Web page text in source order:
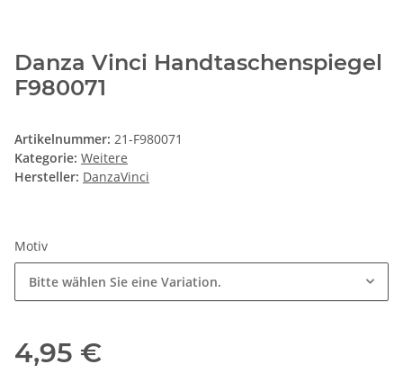
Danza Vinci Handtaschenspiegel
F980071
Artikelnummer: 21-F980071
Kategorie: Weitere
Hersteller: DanzaVinci
Motiv
Bitte wählen Sie eine Variation.
4,95 €